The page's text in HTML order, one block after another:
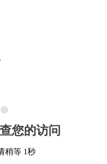
您的访问
稍等 1秒